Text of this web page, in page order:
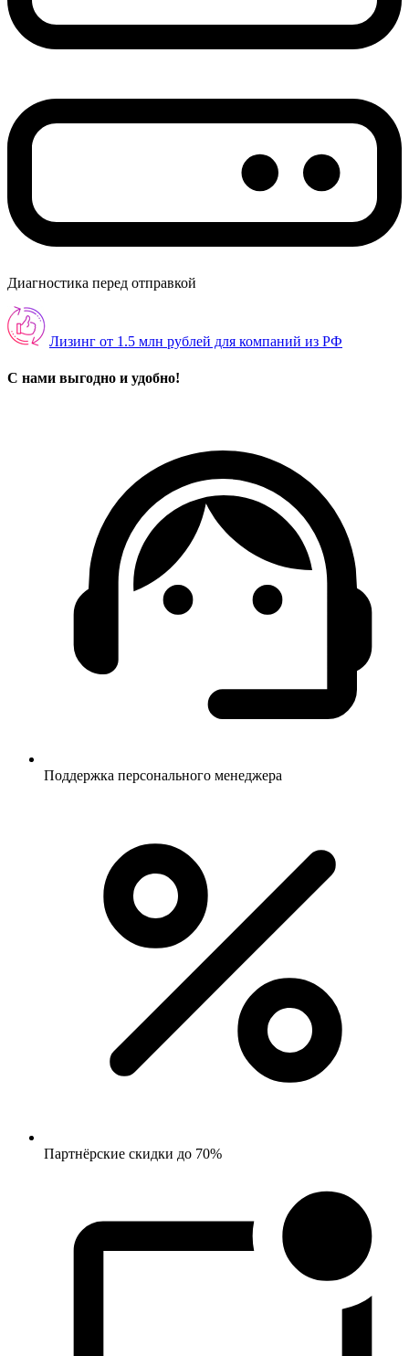
Диагностика перед отправкой
Лизинг от 1.5 млн рублей для компаний из РФ
С нами выгодно и удобно!
Поддержка персонального менеджера
Партнёрские скидки до 70%